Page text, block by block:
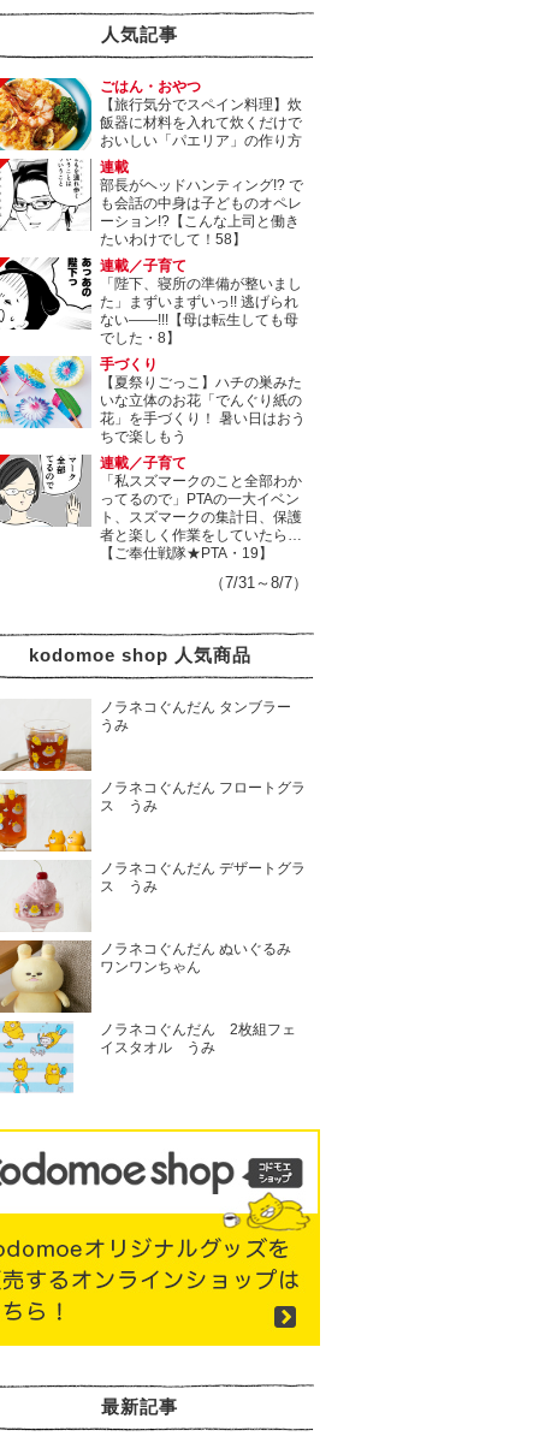
人気記事
ごはん・おやつ
【旅行気分でスペイン料理】炊
飯器に材料を入れて炊くだけで
おいしい「パエリア」の作り方
連載
部長がヘッドハンティング!? で
も会話の中身は子どものオペレ
ーション!?【こんな上司と働き
たいわけでして！58】
連載／子育て
「陛下、寝所の準備が整いまし
た」まずいまずいっ!! 逃げられ
ない――!!!【母は転生しても母
でした・8】
手づくり
【夏祭りごっこ】ハチの巣みた
いな立体のお花「でんぐり紙の
花」を手づくり！ 暑い日はおう
ちで楽しもう
連載／子育て
「私スズマークのこと全部わか
ってるので」PTAの一大イベン
ト、スズマークの集計日、保護
者と楽しく作業をしていたら…
【ご奉仕戦隊★PTA・19】
（7/31～8/7）
kodomoe shop 人気商品
ノラネコぐんだん タンブラー
うみ
ノラネコぐんだん フロートグラ
ス うみ
ノラネコぐんだん デザートグラ
ス うみ
ノラネコぐんだん ぬいぐるみ
ワンワンちゃん
ノラネコぐんだん 2枚組フェ
イスタオル うみ
最新記事